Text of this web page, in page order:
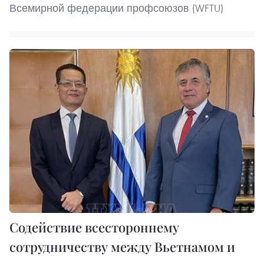
Всемирной федерации профсоюзов (WFTU)
Содействие всестороннему
сотрудничеству между Вьетнамом и